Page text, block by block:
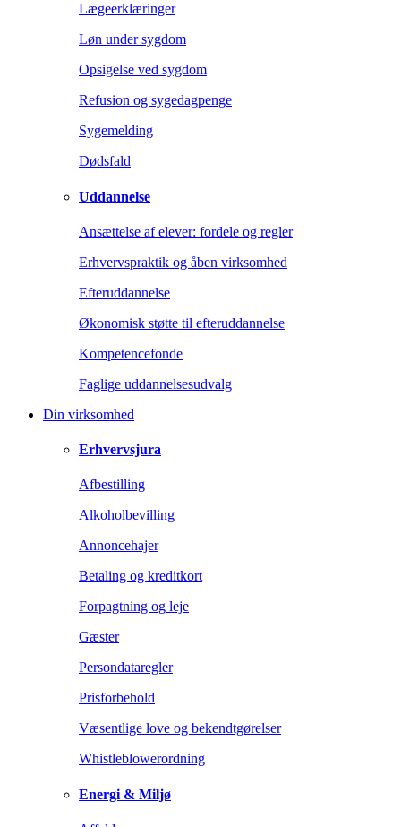
Lægeerklæringer
Løn under sygdom
Opsigelse ved sygdom
Refusion og sygedagpenge
Sygemelding
Dødsfald
Uddannelse
Ansættelse af elever: fordele og regler
Erhvervspraktik og åben virksomhed
Efteruddannelse
Økonomisk støtte til efteruddannelse
Kompetencefonde
Faglige uddannelsesudvalg
Din virksomhed
Erhvervsjura
Afbestilling
Alkoholbevilling
Annoncehajer
Betaling og kreditkort
Forpagtning og leje
Gæster
Persondataregler
Prisforbehold
Væsentlige love og bekendtgørelser
Whistleblowerordning
Energi & Miljø